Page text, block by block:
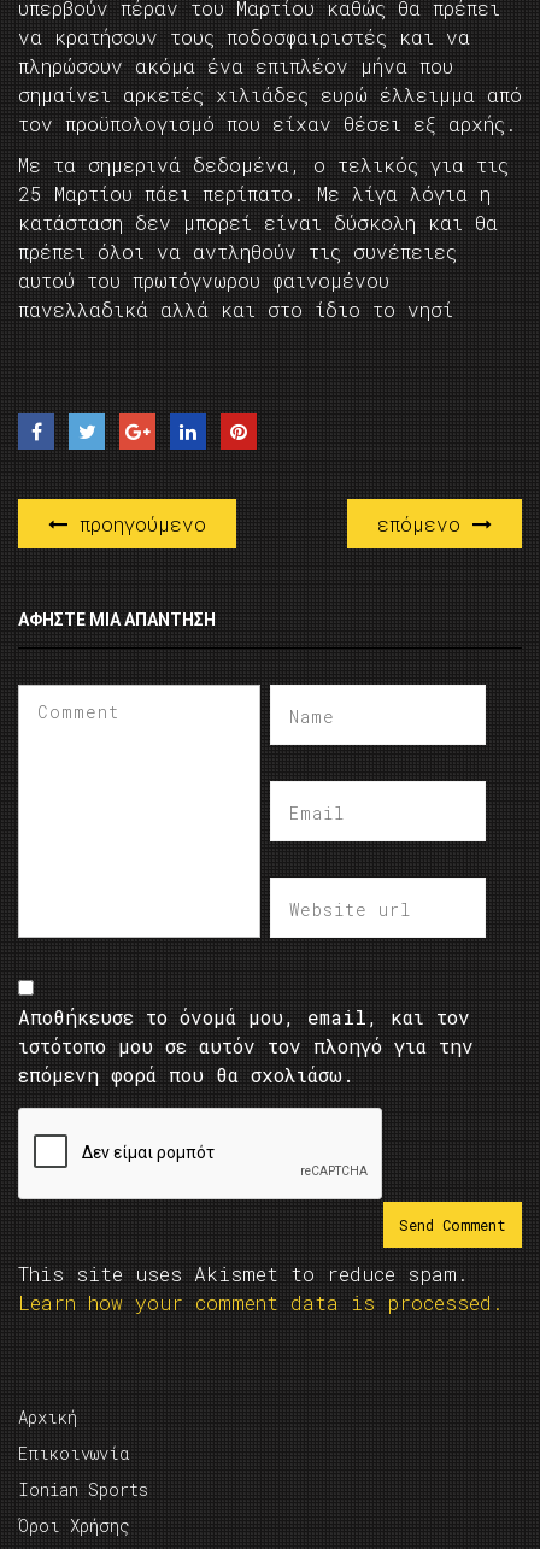
υπερβούν πέραν του Μαρτίου καθώς θα πρέπει
να κρατήσουν τους ποδοσφαιριστές και να
πληρώσουν ακόμα ένα επιπλέον μήνα που
σημαίνει αρκετές χιλιάδες ευρώ έλλειμμα από
τον προϋπολογισμό που είχαν θέσει εξ αρχής.
Με τα σημερινά δεδομένα, ο τελικός για τις
25 Μαρτίου πάει περίπατο. Με λίγα λόγια η
κατάσταση δεν μπορεί είναι δύσκολη και θα
πρέπει όλοι να αντληθούν τις συνέπειες
αυτού του πρωτόγνωρου φαινομένου
πανελλαδικά αλλά και στο ίδιο το νησί
προηγούμενο επόμενο
ΑΦΉΣΤΕ ΜΙΑ ΑΠΆΝΤΗΣΗ
Αποθήκευσε το όνομά μου, email, και τον
ιστότοπο μου σε αυτόν τον πλοηγό για την
επόμενη φορά που θα σχολιάσω.
This site uses Akismet to reduce spam.
Learn how your comment data is processed.
Αρχική
Επικοινωνία
Ionian Sports
Όροι Χρήσης